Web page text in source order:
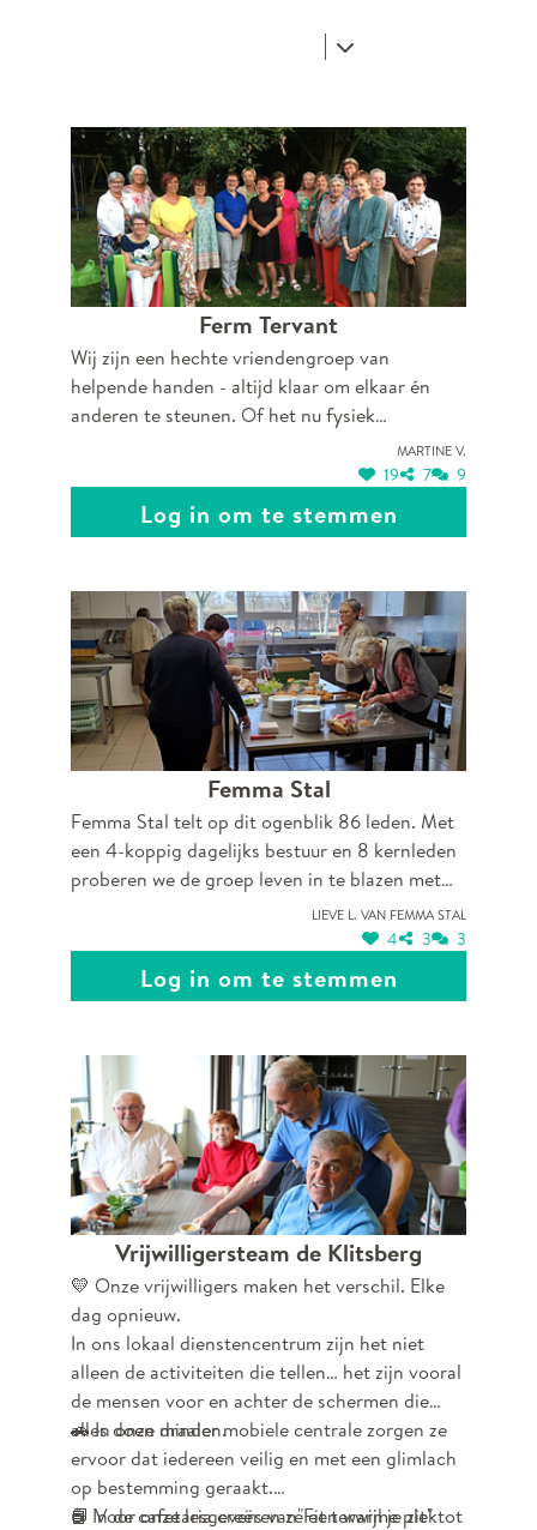
Ferm Tervant
Wij zijn een hechte vriendengroep van
helpende handen - altijd klaar om elkaar én
anderen te steunen. Of het nu fysiek
aanpakken is of mentaal een luisterend oor
bieden, samen staan we sterk. Bij ons mag je
jezelf zijn, voel je je welkom en nooit alleen. In
onze groep voelt iedereen zich thuis.
Martine V.
19 7 9
Log in om te stemmen
Femma Stal
Femma Stal telt op dit ogenblik 86 leden. Met
een 4-koppig dagelijks bestuur en 8 kernleden
proberen we de groep leven in te blazen met
leuke activiteiten (ontmoetingen, uitstappen,
crea-avonden, zwemmen, yoga, workshops...)
aan te bieden. De groep DB en de kernleden
worden ouder en hier en daar komen kwaaltjes
hun boek. Daarom een welgemeend dank je wel
aan al deze vrijwilligers voor hun volgehouden
inzet. Samen gaat het beter, samen kunnen we
veel aan. Hartelijk dank allemaal!
Lieve L. van Femma Stal
4 3 3
Log in om te stemmen
Vrijwilligersteam de Klitsberg
💛 Onze vrijwilligers maken het verschil. Elke
dag opnieuw.
In ons lokaal dienstencentrum zijn het niet
alleen de activiteiten die tellen… het zijn vooral
de mensen voor en achter de schermen die
alles doen draaien.
🚗 In onze minder mobiele centrale zorgen ze
ervoor dat iedereen veilig en met een glimlach
op bestemming geraakt.
☕ In de cafetaria creëren ze een warme plek
📘 Voor onze lesgevers van"Fit terwijl je zit" tot